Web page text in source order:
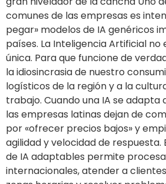
comunes de las empresas es
pegar» modelos de IA genéricos
países. La Inteligencia Artificial no
única. Para que funcione de
la idiosincrasia de nuestro
logísticos de la región y a la
trabajo. Cuando una IA se adapta
las empresas latinas dejan de
por «ofrecer precios bajos» y
agilidad y velocidad de respuesta.
de IA adaptables permite
internacionales, atender a